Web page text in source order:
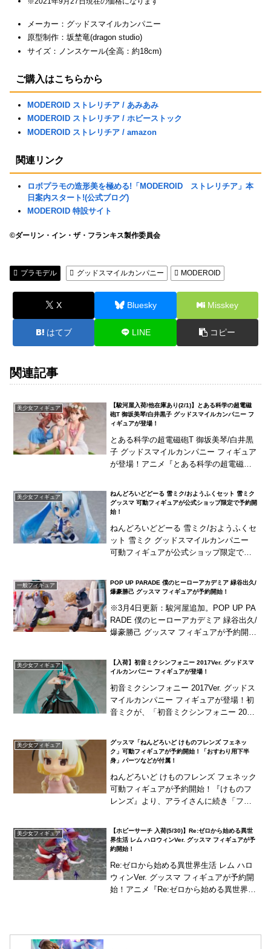
メーカー：グッドスマイルカンパニー
原型制作：坂埜竜(dragon studio)
サイズ：ノンスケール(全高：約18cm)
ご購入はこちらから
MODEROID ストレリチア / あみあみ
MODEROID ストレリチア / ホビーストック
MODEROID ストレリチア / amazon
関連リンク
ロボプラモの造形美を極める!「MODEROID ストレリチア」本
日案内スタート!(公式ブログ)
MODEROID 特設サイト
©ダーリン・イン・ザ・フランキス製作委員会
プラモデル グッドスマイルカンパニー MODEROID
X Bluesky Misskey
はてブ LINE コピー
関連記事
美少女フィギュア
【駿河屋入荷/他在庫あり(2/1)】とある科学の超電磁
砲T 御坂美琴/白井黒子 グッドスマイルカンパニー フ
ィギュアが登場！
とある科学の超電磁砲T 御坂美琴/白井黒
子 グッドスマイルカンパニー フィギュア
が登場！アニメ『とある科学の超電磁砲
美少女フィギュア
ねんどろいどどーる 雪ミク/おようふくセット 雪ミク
グッスマ 可動フィギュアが公式ショップ限定で予約開
始！
ねんどろいどどーる 雪ミク/おようふくセ
ット 雪ミク グッドスマイルカンパニー
可動フィギュアが公式ショップ限定で予
ク」がラインナ...
一般フィギュア
POP UP PARADE 僕のヒーローアカデミア 緑谷出久/
爆豪勝己 グッスマ フィギュアが予約開始！
※3月4日更新：駿河屋追加。POP UP PA
RADE 僕のヒーローアカデミア 緑谷出久/
爆豪勝己 グッスマ フィギュアが予約開
美少女フィギュア
【入荷】初音ミクシンフォニー 2017Ver. グッドスマ
イルカンパニー フィギュアが登場！
初音ミクシンフォニー 2017Ver. グッドス
マイルカンパニー フィギュアが登場！初
音ミクが、「初音ミクシンフォニー 201
人...
美少女フィギュア
グッスマ「ねんどろいど けものフレンズ フェネッ
ク」可動フィギュアが予約開始！「おすわり用下半
身」パーツなどが付属！
ねんどろいど けものフレンズ フェネック
可動フィギュアが予約開始！『けものフ
レンズ』より、アライさんに続き「フェ
すわり用下半...
美少女フィギュア
【ホビーサーチ 入荷(5/30)】Re:ゼロから始める異世
界生活 レム ハロウィンVer. グッスマ フィギュアが予
約開始！
Re:ゼロから始める異世界生活 レム ハロ
ウィンVer. グッスマ フィギュアが予約開
始！アニメ『Re:ゼロから始める異世界生